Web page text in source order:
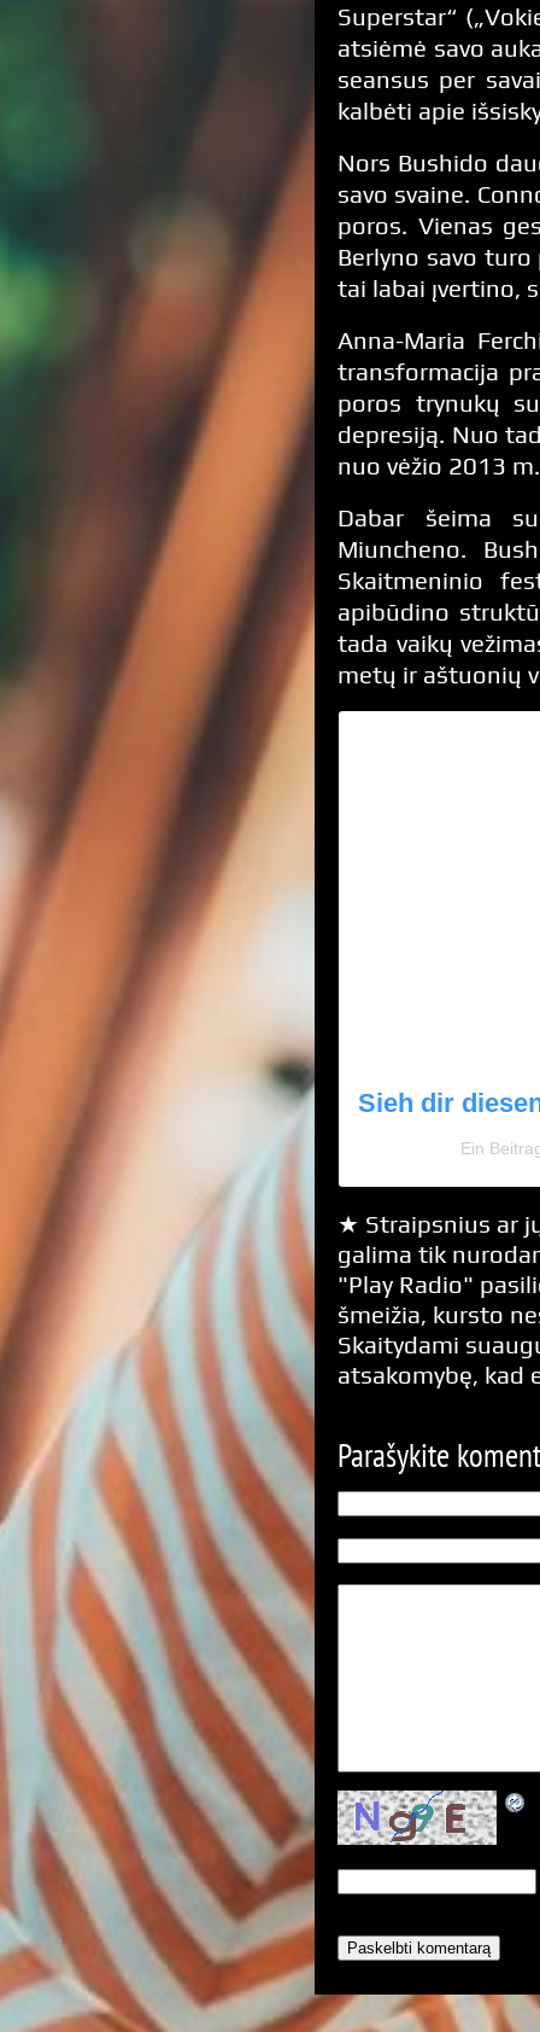
Superstar“
atsiėmė savo
seansus per
kalbėti apie
Nors Bushido
savo svaine.
poros. Vienas
Berlyno savo
tai labai įvertino,
Anna-Maria
transformacija
poros trynukų
depresiją. Nuo
nuo vėžio 2013
Dabar šeima
Miuncheno.
Skaitmeninio
apibūdino
tada vaikų
metų ir aštuonių
Sieh dir
Ein
★ Straipsnius ar
galima tik
"Play Radio"
šmeižia, kursto
Skaitydami
atsakomybę, kad
Parašykite